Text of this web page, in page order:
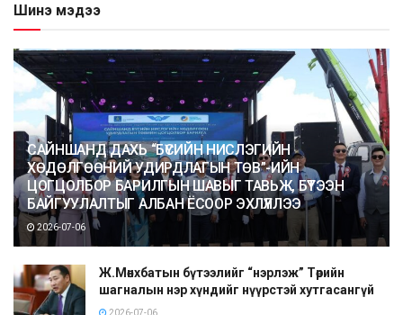
Шинэ мэдээ
САЙНШАНД ДАХЬ “БҮСИЙН НИСЛЭГИЙН
ХӨДӨЛГӨӨНИЙ УДИРДЛАГЫН ТӨВ”-ИЙН
ЦОГЦОЛБОР БАРИЛГЫН ШАВЫГ ТАВЬЖ, БҮТЭЭН
БАЙГУУЛАЛТЫГ АЛБАН ЁСООР ЭХЛҮҮЛЛЭЭ
2026-07-06
Ж.Мөнхбатын бүтээлийг “нэрлэж” Төрийн
шагналын нэр хүндийг нүүрстэй хутгасангүй
2026-07-06